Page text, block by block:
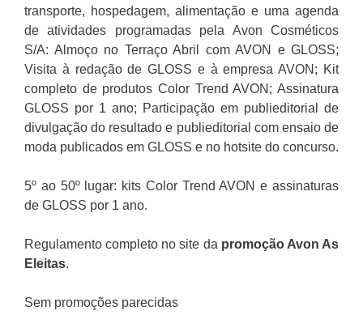
transporte, hospedagem, alimentação e uma agenda
de atividades programadas pela Avon Cosméticos
S/A: Almoço no Terraço Abril com AVON e GLOSS;
Visita à redação de GLOSS e à empresa AVON; Kit
completo de produtos Color Trend AVON; Assinatura
GLOSS por 1 ano; Participação em publieditorial de
divulgação do resultado e publieditorial com ensaio de
moda publicados em GLOSS e no hotsite do concurso.
5º ao 50º lugar: kits Color Trend AVON e assinaturas
de GLOSS por 1 ano.
Regulamento completo no site da promoção Avon As
Eleitas.
Sem promoções parecidas